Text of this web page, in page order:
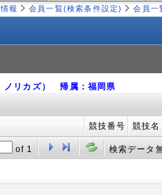
報 会員一覧(検索条件設定) 会員一
リカズ） 帰属：福岡県
競技番号 競技名
of1 検索データ